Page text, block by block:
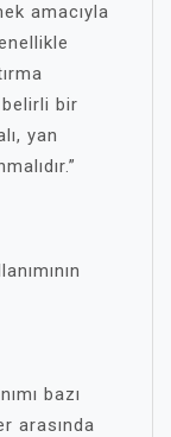
amacıyla
belirli bir
yan
bazı
arasında